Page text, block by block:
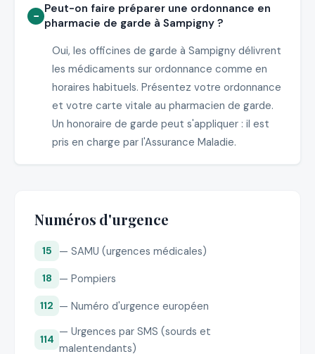
Peut-on faire préparer une ordonnance en
pharmacie de garde à Sampigny ?
Oui, les officines de garde à Sampigny délivrent
les médicaments sur ordonnance comme en
horaires habituels. Présentez votre ordonnance
et votre carte vitale au pharmacien de garde.
Un honoraire de garde peut s'appliquer : il est
pris en charge par l'Assurance Maladie.
Numéros d'urgence
15 — SAMU (urgences médicales)
18 — Pompiers
112 — Numéro d'urgence européen
114
— Urgences par SMS (sourds et
malentendants)